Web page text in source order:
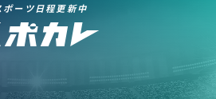
ポーツ日程更新中